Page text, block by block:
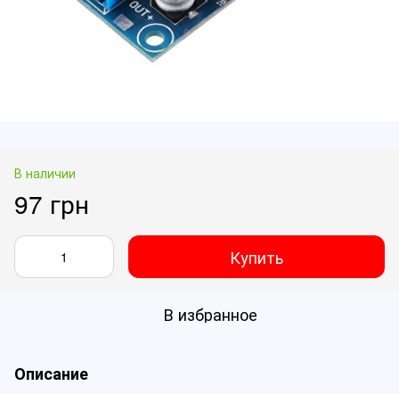
В наличии
97 грн
Купить
В избранное
Описание